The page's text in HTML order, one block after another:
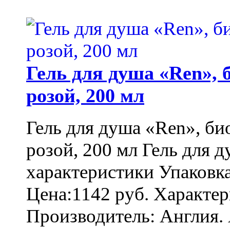
Гель для душа «Ren»,
розой, 200 мл
Гель для душа «Ren»,
розой, 200 мл Гель для
характеристики
Цена:1142 руб.
Производитель: